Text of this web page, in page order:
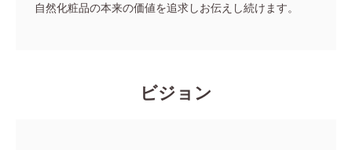
自然化粧品の本来の価値を追求しお伝えし続けます。
ビジョン